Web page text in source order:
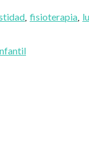
, fisioterapia,